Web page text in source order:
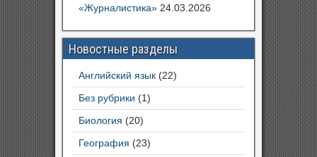
«Журналистика» 24.03.2026
Новостные разделы
Английский язык (22)
Без рубрики (1)
Биология (20)
География (23)